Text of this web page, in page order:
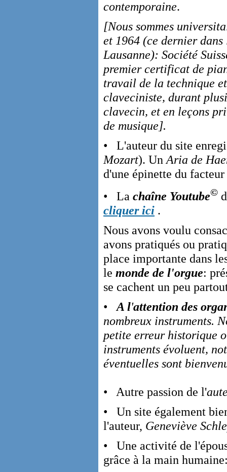
contemporaine.
[Nous sommes
et 1964 (ce dernier
Lausanne): Société
premier certificat de
travail de la technique
claveciniste, durant
clavecin, et en leçons
de musique].
•
L'auteur du site
Mozart). Un Aria de
d'une épinette du
• La chaîne Youtube©
cliquer ici .
Nous avons voulu
avons pratiqués ou
place importante dans
le monde de l'orgue:
se cachent un peu
• A l'attention des
nombreux instruments.
petite erreur historique
instruments évoluent,
éventuelles sont
• Autre passion de l'
• Un site également
l'auteur, Geneviève
• Une activité de
grâce à la main